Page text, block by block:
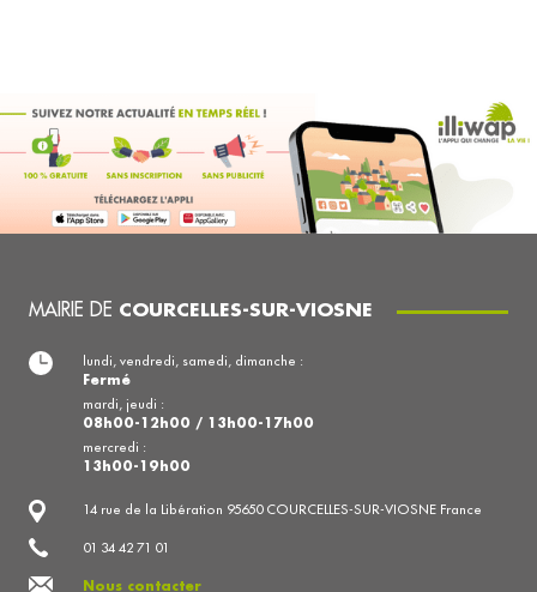
MAIRIE DE COURCELLES-SUR-VIOSNE
14 rue de la Libération 95650 COURCELLES-SUR-VIOSNE France
01 34 42 71 01
Nous contacter
lundi, vendredi, samedi, dimanche :
Fermé
mardi, jeudi :
08h00-12h00 / 13h00-17h00
mercredi :
13h00-19h00